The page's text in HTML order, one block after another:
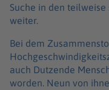
Suche in den
weiter.
Bei dem
auch Dutzende
worden. Neun von